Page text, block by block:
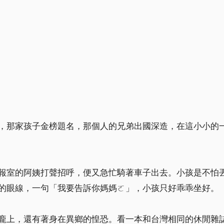
那家孩子金榜題名，那個人的兄弟出國深造，在這小小
室的阿姨打聲招呼，便又急忙騎著車子出去。小孩是不
線，一句「我要告訴你媽媽ㄛ」，小孩只好乖乖坐好。
上，還有著身在異鄉的惶恐。看一本和台灣相同的休閒